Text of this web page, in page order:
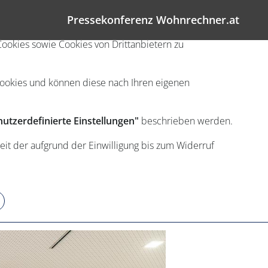
sowie Cookies von Drittanbietern zu
und können diese nach Ihren eigenen
Einstellungen" beschrieben werden.
der aufgrund der Einwilligung bis zum Widerruf
Pressekonferenz Wohnrechner.at